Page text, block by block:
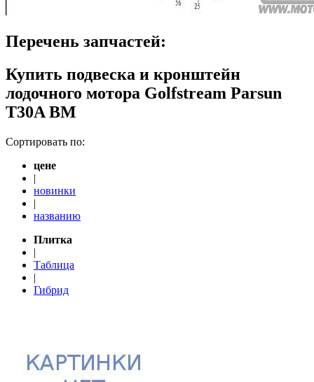
Перечень запчастей:
Купить подвеска и кронштейн
лодочного мотора Golfstream Parsun
T30A BM
Сортировать по:
цене
|
новинки
|
названию
Плитка
|
Таблица
|
Гибрид